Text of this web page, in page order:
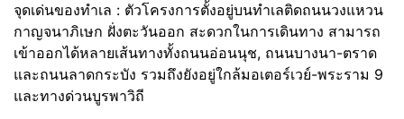
จุดเด่นของทำเล : ตัวโครงการตั้งอยู่บนทำเลติดถนนวงแหวน
กาญจนาภิเษก ฝั่งตะวันออก สะดวกในการเดินทาง สามารถ
เข้าออกได้หลายเส้นทางทั้งถนนอ่อนนุช, ถนนบางนา-ตราด
และถนนลาดกระบัง รวมถึงยังอยู่ใกล้มอเตอร์เวย์-พระราม 9
และทางด่วนบูรพาวิถี